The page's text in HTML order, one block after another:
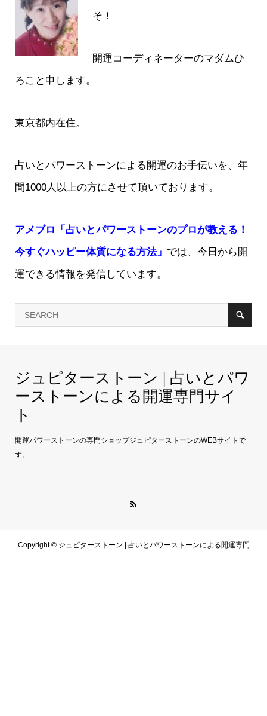
そ！
開運コーディネーターのマダムひ
ろこと申します。
東京都内在住。
占いとパワーストーンによる開運のお手伝いを、年
間1000人以上の方にさせて頂いております。
アメブロ「占いとパワーストーンのプロが教える！
今すぐハッピー体質になる方法」 では、今日から開
運できる情報を発信しています。
ジュピターストーン | 占いとパワ
ーストーンによる開運専門サイ
ト
開運パワーストーンの専門ショップジュピターストーンのWEBサイトで
す。
Copyright ©ジュピターストーン | 占いとパワーストーンによる開運専門